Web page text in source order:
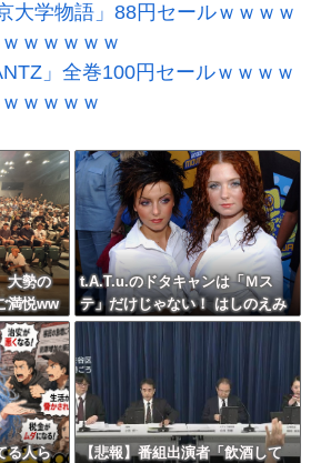
大学物語」88円セールｗｗｗｗ
ｗｗｗｗｗ
」全巻100円セールｗｗｗｗ
ｗｗｗｗ
大勢の
満悦ww
t.A.T.u.のドタキャンは「Ｍス
テ」だけじゃない！ はしのえみ
「来なかったんですよ…」
る人ら
【悲報】番組出演者「飲酒して